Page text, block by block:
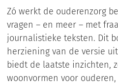
Zó werkt de ouderenzorg
vragen – en meer – met
journalistieke teksten. Dit
herziening van de versie
biedt de laatste inzichten,
woonvormen voor